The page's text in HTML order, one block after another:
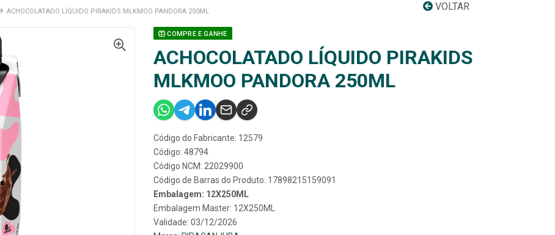
VOLTAR
ACHOCOLATADO LÍQUIDO PIRAKIDS MLKMOO PANDORA 250ML
COMPRE E GANHE
ACHOCOLATADO LÍQUIDO PIRAKIDS
MLKMOO PANDORA 250ML
Código do Fabricante: 12579
Código: 48794
Código NCM: 22029900
Código de Barras do Produto: 17898215159091
Embalagem: 12X250ML
Embalagem Master: 12X250ML
Validade: 03/12/2026